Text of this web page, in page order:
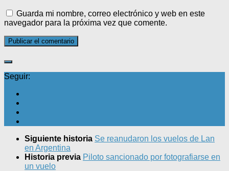
Guarda mi nombre, correo electrónico y web en este
navegador para la próxima vez que comente.
Seguir:
Siguiente historia Se reanudaron los vuelos de Lan
en Argentina
Historia previa Piloto sancionado por fotografiarse en
un vuelo